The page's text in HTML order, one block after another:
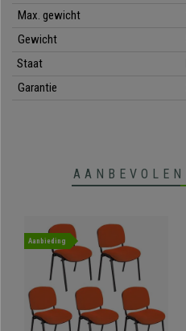
•Zeer resistent, metalen frame
• Fris modern design, diverse kleuren
Max. gewicht
Gewicht
Staat
Garantie
AANBEVOLEN
Aanbieding